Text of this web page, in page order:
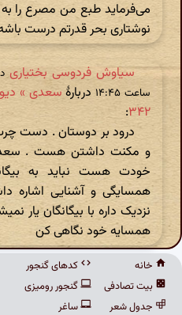
می‌فرماید طبع من مصرع را
نوشتاری بحر قدرتم درست
سیاوش فردوسی بختیاری
ساعت ۱۴:۴۵
دربارهٔسعدی »
۳۴۲:
درود بر دوستان . دست
و مکنت داشتن هست ‌.
خودت هست نباید به
همسایگی و آشنایی اشاره
نزدیک داره با بیگانگان یار
همسایه خود نگاهی کن
خانه
بیت تصادفی
جدول شعر
کدهای گنجور
گنجور رومیزی
ساغر